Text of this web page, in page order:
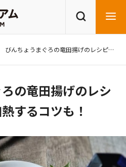
レシピを探す
びんちょうまぐろの竜田揚げのレシピ。ふっくら加熱するコツも！
の竜田揚げのレシ
するコツも！